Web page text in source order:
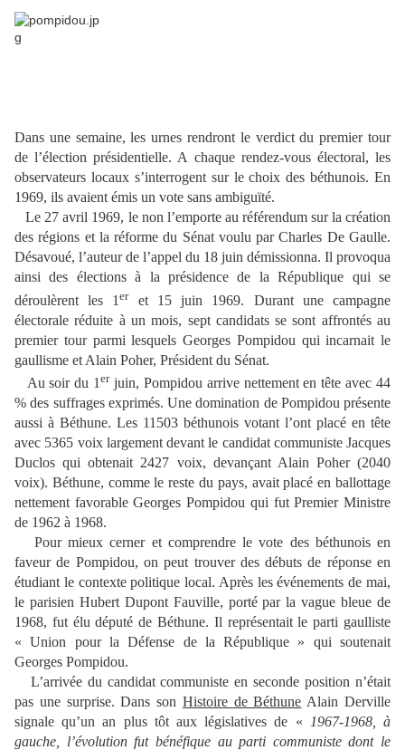
Dans une semaine, les urnes rendront le verdict du premier tour
de l’élection présidentielle. A chaque rendez-vous électoral, les
observateurs locaux s’interrogent sur le choix des béthunois. En
1969, ils avaient émis un vote sans ambiguïté.
Le 27 avril 1969, le non l’emporte au référendum sur la création
des régions et la réforme du Sénat voulu par Charles De Gaulle.
Désavoué, l’auteur de l’appel du 18 juin démissionna. Il provoqua
ainsi des élections à la présidence de la République qui se
déroulèrent les 1eret 15 juin 1969. Durant une campagne
électorale réduite à un mois, sept candidats se sont affrontés au
premier tour parmi lesquels Georges Pompidou qui incarnait le
gaullisme et Alain Poher, Président du Sénat.
Au soir du 1erjuin, Pompidou arrive nettement en tête avec 44
% des suffrages exprimés. Une domination de Pompidou présente
aussi à Béthune. Les 11503 béthunois votant l’ont placé en tête
avec 5365 voix largement devant le candidat communiste Jacques
Duclos qui obtenait 2427 voix, devançant Alain Poher (2040
voix). Béthune, comme le reste du pays, avait placé en ballottage
nettement favorable Georges Pompidou qui fut Premier Ministre
de 1962 à 1968.
Pour mieux cerner et comprendre le vote des béthunois en
faveur de Pompidou, on peut trouver des débuts de réponse en
étudiant le contexte politique local. Après les événements de mai,
le parisien Hubert Dupont Fauville, porté par la vague bleue de
1968, fut élu député de Béthune. Il représentait le parti gaulliste
« Union pour la Défense de la République » qui soutenait
Georges Pompidou.
L’arrivée du candidat communiste en seconde position n’était
pas une surprise. Dans son Histoire de Béthune Alain Derville
signale qu’un an plus tôt aux législatives de «
1967-1968, à
gauche, l’évolution fut bénéfique au parti communiste dont le